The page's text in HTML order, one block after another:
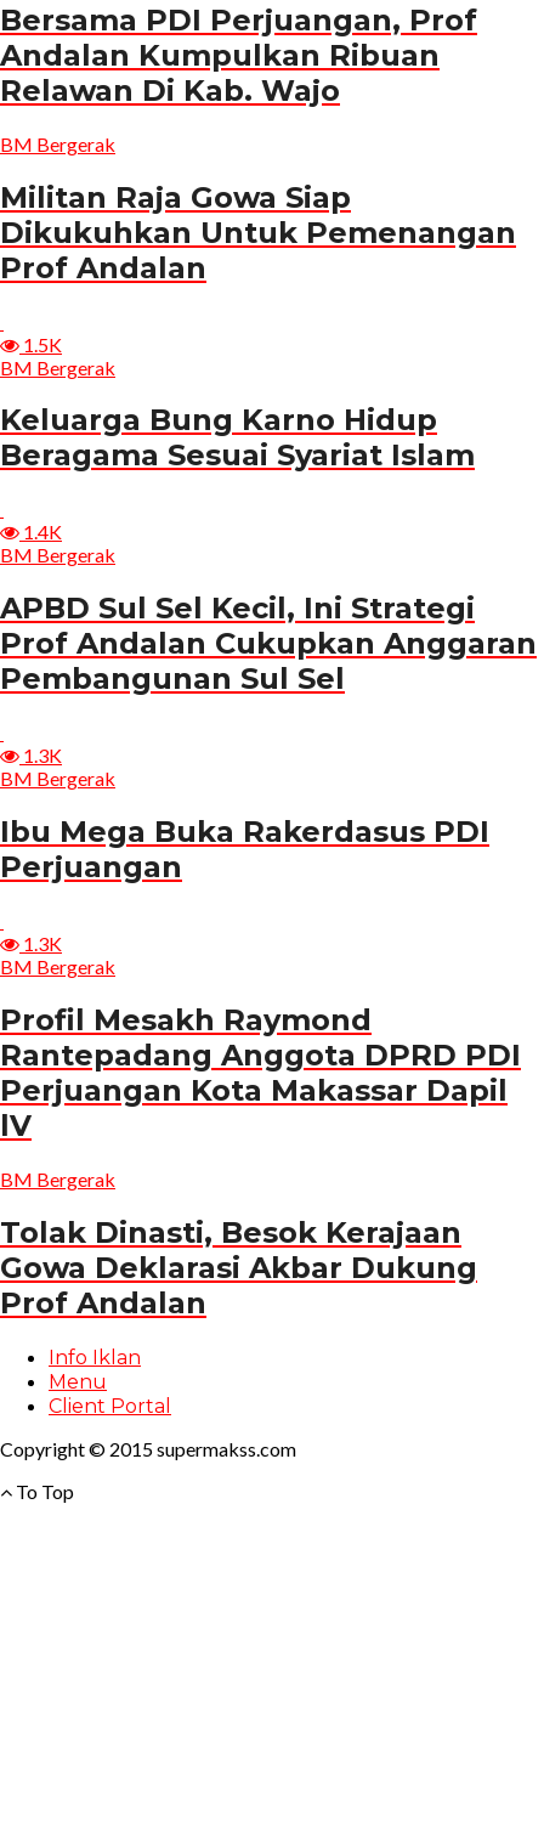
Bersama PDI Perjuangan, Prof
Andalan Kumpulkan Ribuan
Relawan Di Kab. Wajo
BM Bergerak
Militan Raja Gowa Siap
Dikukuhkan Untuk Pemenangan
Prof Andalan
1.5K
BM Bergerak
Keluarga Bung Karno Hidup
Beragama Sesuai Syariat Islam
1.4K
BM Bergerak
APBD Sul Sel Kecil, Ini Strategi
Prof Andalan Cukupkan Anggaran
Pembangunan Sul Sel
1.3K
BM Bergerak
Ibu Mega Buka Rakerdasus PDI
Perjuangan
1.3K
BM Bergerak
Profil Mesakh Raymond
Rantepadang Anggota DPRD PDI
Perjuangan Kota Makassar Dapil
lV
BM Bergerak
Tolak Dinasti, Besok Kerajaan
Gowa Deklarasi Akbar Dukung
Prof Andalan
Info Iklan
Menu
Client Portal
Copyright © 2015 supermakss.com
To Top